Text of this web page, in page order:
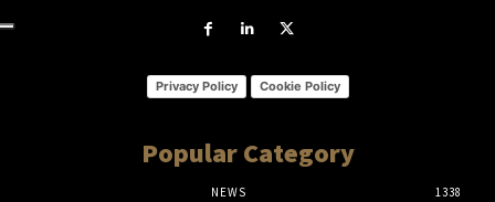
Privacy Policy Cookie Policy
Popular Category
NEWS
1338